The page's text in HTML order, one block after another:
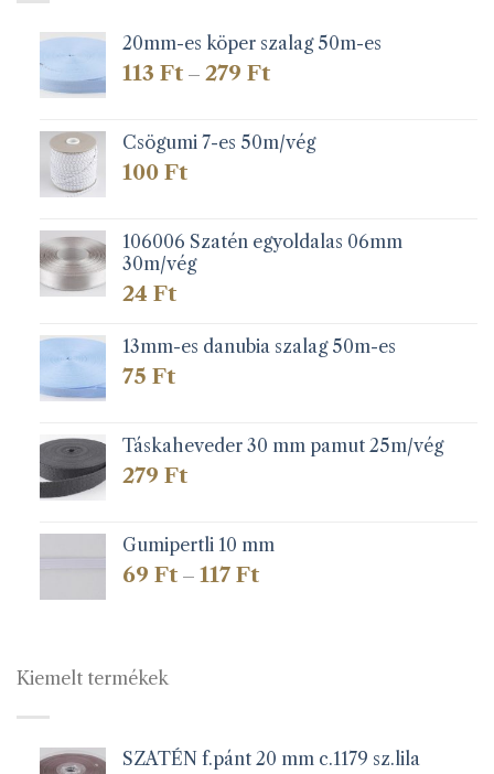
20mm-es köper szalag 50m-es
113 Ft – 279 FtÁrtartomány:
279 Ft
Csögumi 7-es 50m/vég
100 Ft
106006 Szatén egyoldalas 06mm
30m/vég
24 Ft
13mm-es danubia szalag 50m-es
75 Ft
Táskaheveder 30 mm pamut 25m/vég
279 Ft
Gumipertli 10 mm
69 Ft – 117 FtÁrtartomány:
Kiemelt termékek
SZATÉN f.pánt 20 mm c.1179 sz.lila